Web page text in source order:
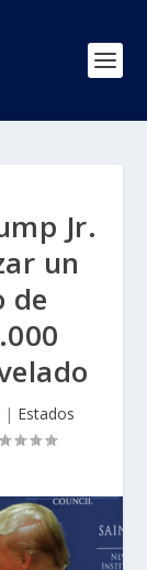
Jr.
un
de
| Estados